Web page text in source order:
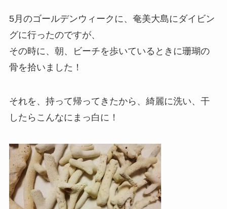
5月のゴールデンウィークに、奄美大島にダイビン
グに行ったのですが、
その時に、朝、ビーチを歩いているときに珊瑚の
骨を拾いました！
それを、持って帰ってきたから、綺麗に洗い、干
したらこんなにまっ白に！